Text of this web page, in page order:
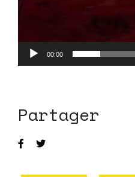
00:00
Partager